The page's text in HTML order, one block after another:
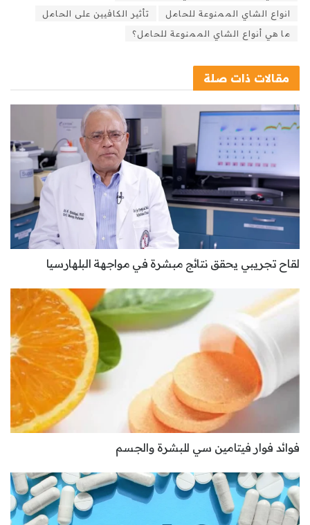
انواع الشاي الممنوعة للحامل
تأثير الكافيين على الحامل
ما هي أنواع الشاي الممنوعة للحامل؟
مقالات ذات صلة
لقاح تجريبي يحقق نتائج مبشرة في مواجهة البلهارسيا
فوائد فوار فيتامين سي للبشرة والجسم